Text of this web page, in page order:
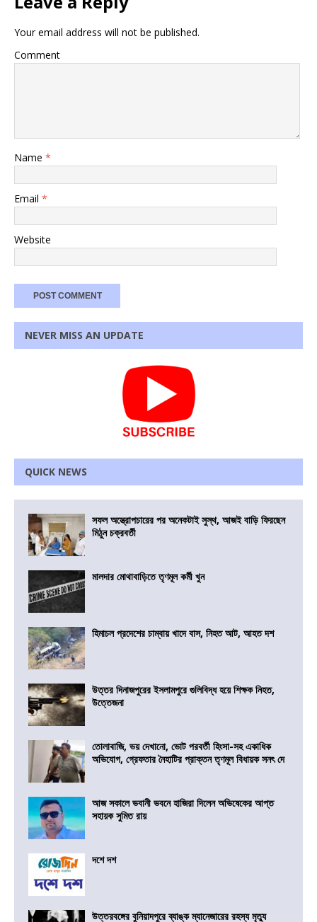
Your email address will not be published.
Comment
Name *
Email *
Website
NEVER MISS AN UPDATE
QUICK NEWS
সফল অস্ত্রোপচারের পর অনেকটাই সুস্থ, আজই বাড়ি ফিরছেন
মিঠুন চক্রবর্তী
মালদার মোথাবাড়িতে তৃণমূল কর্মী খুন
হিমাচল প্রদেশের চাম্বায় খাদে বাস, নিহত আট, আহত দশ
উত্তর দিনাজপুরের ইসলামপুরে গুলিবিদ্ধ হয়ে শিক্ষক নিহত,
উত্তেজনা
তোলাবাজি, ভয় দেখানো, ভোট পরবর্তী হিংসা-সহ একাধিক
অভিযোগ, গ্রেফতার নৈহাটির প্রাক্তন তৃণমূল বিধায়ক সনৎ দে
আজ সকালে ভবানী ভবনে হাজিরা দিলেন অভিষেকের আপ্ত
সহায়ক সুমিত রায়
দশে দশ
উত্তরবঙ্গের বুনিয়াদপুরে ব্যাঙ্ক ম্যানেজারের রহস্য মৃত্যু